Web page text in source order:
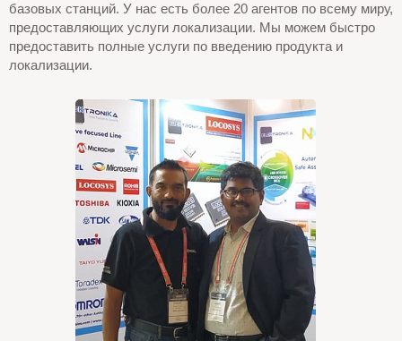
базовых станций. У нас есть более 20 агентов по всему миру,
предоставляющих услуги локализации. Мы можем быстро
предоставить полные услуги по введению продукта и
локализации.